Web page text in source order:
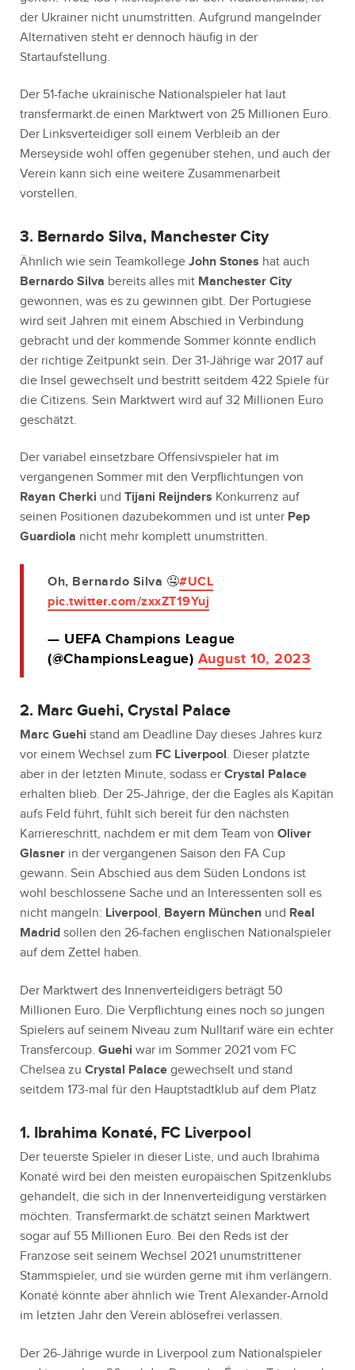
der Ukrainer nicht unumstritten. Aufgrund mangelnder
Alternativen steht er dennoch häufig in der
Startaufstellung.
Der 51-fache ukrainische Nationalspieler hat laut
transfermarkt.de einen Marktwert von 25 Millionen Euro.
Der Linksverteidiger soll einem Verbleib an der
Merseyside wohl offen gegenüber stehen, und auch der
Verein kann sich eine weitere Zusammenarbeit
vorstellen.
3. Bernardo Silva, Manchester City
Ähnlich wie sein Teamkollege John Stones hat auch
Bernardo Silva bereits alles mit Manchester City
gewonnen, was es zu gewinnen gibt. Der Portugiese
wird seit Jahren mit einem Abschied in Verbindung
gebracht und der kommende Sommer könnte endlich
der richtige Zeitpunkt sein. Der 31-Jährige war 2017 auf
die Insel gewechselt und bestritt seitdem 422 Spiele für
die Citizens. Sein Marktwert wird auf 32 Millionen Euro
geschätzt.
Der variabel einsetzbare Offensivspieler hat im
vergangenen Sommer mit den Verpflichtungen von
Rayan Cherki und Tijani Reijnders Konkurrenz auf
seinen Positionen dazubekommen und ist unter Pep
Guardiola nicht mehr komplett unumstritten.
Oh, Bernardo Silva 🤤#UCL
pic.twitter.com/zxxZT19Yuj
— UEFA Champions League
(@ChampionsLeague) August 10, 2023
2. Marc Guehi, Crystal Palace
Marc Guehi stand am Deadline Day dieses Jahres kurz
vor einem Wechsel zum FC Liverpool. Dieser platzte
aber in der letzten Minute, sodass er Crystal Palace
erhalten blieb. Der 25-Jährige, der die Eagles als Kapitän
aufs Feld führt, fühlt sich bereit für den nächsten
Karriereschritt, nachdem er mit dem Team von Oliver
Glasner in der vergangenen Saison den FA Cup
gewann. Sein Abschied aus dem Süden Londons ist
wohl beschlossene Sache und an Interessenten soll es
nicht mangeln: Liverpool, Bayern München und Real
Madrid sollen den 26-fachen englischen Nationalspieler
auf dem Zettel haben.
Der Marktwert des Innenverteidigers beträgt 50
Millionen Euro. Die Verpflichtung eines noch so jungen
Spielers auf seinem Niveau zum Nulltarif wäre ein echter
Transfercoup. Guehi war im Sommer 2021 vom FC
Chelsea zu Crystal Palace gewechselt und stand
seitdem 173-mal für den Hauptstadtklub auf dem Platz
1. Ibrahima Konaté, FC Liverpool
Der teuerste Spieler in dieser Liste, und auch Ibrahima
Konaté wird bei den meisten europäischen Spitzenklubs
gehandelt, die sich in der Innenverteidigung verstärken
möchten. Transfermarkt.de schätzt seinen Marktwert
sogar auf 55 Millionen Euro. Bei den Reds ist der
Franzose seit seinem Wechsel 2021 unumstrittener
Stammspieler, und sie würden gerne mit ihm verlängern.
Konaté könnte aber ähnlich wie Trent Alexander-Arnold
im letzten Jahr den Verein ablösefrei verlassen.
Der 26-Jährige wurde in Liverpool zum Nationalspieler